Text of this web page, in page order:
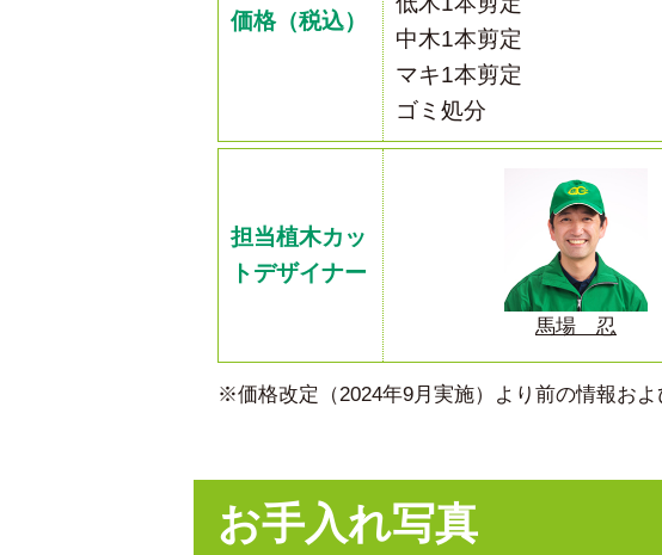
価格（税込）
中木1本剪定
マキ1本剪定
ゴミ処分
担当植木カッ
トデザイナー
馬場 忍
※価格改定（2024年9月実施）より前の情報お
お手入れ写真